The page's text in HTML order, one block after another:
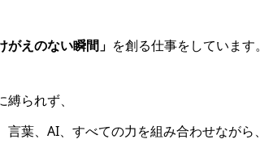
がえのない瞬間」 を創る仕事をしています。
られず、
葉、AI、すべての力を組み合わせながら、